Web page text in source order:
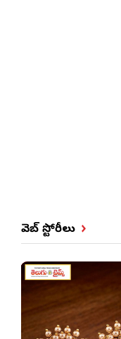
వెబ్ స్టోరీలు